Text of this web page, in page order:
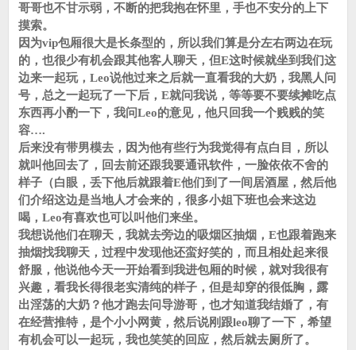
哥哥也不甘示弱，不断的把我抱在怀里，手也不安分的上下
摸索。
因为vip包厢很大是长条型的，所以我们算是分左右两边在玩
的，也很少有机会跟其他客人聊天，但E这时候就坐到我们这
边来一起玩，Leo说他过来之后就一直看我的大奶，我黑人问
号，总之一起玩了一下后，E就问我说，等等要不要续摊吃点
东西再小酌一下，我问Leo的意见，他只回我一个贱贱的笑
容….
后来没有带男模去，因为他有些行为我觉得有点白目，所以
就叫他回去了，回去前还跟我要通讯软件，一脸依依不舍的
样子（白眼，丢下他后就跟着E他们到了一间居酒屋，然后他
们介绍这边是当地人才会来的，很多小姐下班也会来这边
喝，Leo有喜欢也可以叫他们来坐。
我想说他们在聊天，我就去旁边的吸烟区抽烟，E也跟着跑来
抽烟找我聊天，过程中发现他还蛮好笑的，而且相处起来很
舒服，他说他今天一开始看到我进包厢的时候，就对我很有
兴趣，看我长得很老实清纯的样子，但是却穿的很低胸，露
出淫荡的大奶？他才跑去问导游哥，也才知道我结婚了，有
在经营推特，是个小小网黄，然后说刚跟leo聊了一下，希望
有机会可以一起玩，我也笑笑的回应，然后就去厕所了。